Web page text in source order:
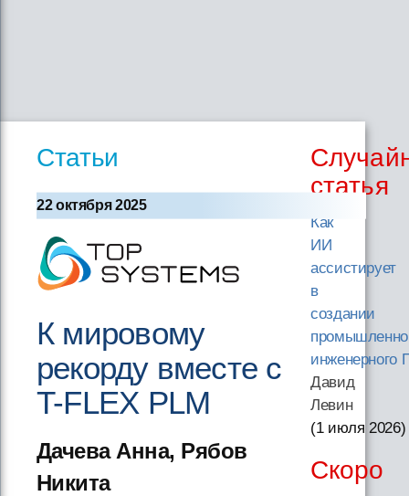
Статьи
22 октября 2025
К мировому
рекорду вместе с
T-FLEX PLM
Дачева Анна, Рябов
Никита
статья
Как
ИИ
ассистирует
в
создании
инженерного
Давид
Левин
(1 июля 2026)
Скоро